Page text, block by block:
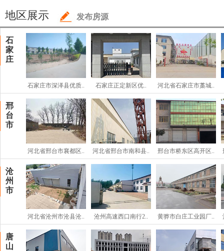
地区展示 发布房源
石
家
庄
石家庄市深泽县优质.. 石家庄正定新区优.. 河北省石家庄市藁城..
邢
台
市
河北省邢台市襄都区.. 河北省邢台市南和县.. 邢台市桥东区高开区..
沧
州
市
河北省沧州市沧县沧.. 沧州高速西口南行2.. 黄骅市白庄工业园厂..
唐
山